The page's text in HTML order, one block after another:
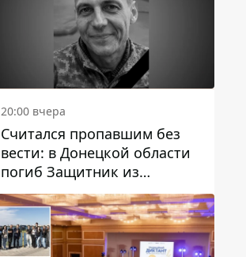
20:00 вчера
Считался пропавшим без
вести: в Донецкой области
погиб Защитник из
Каменского Антон
Красовский